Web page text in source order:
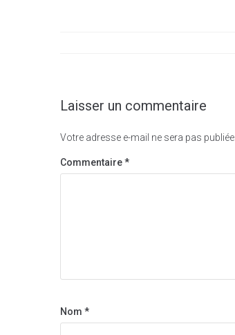
Laisser un commentaire
Votre adresse e-mail ne sera pas publiée.
Commentaire*
Nom *